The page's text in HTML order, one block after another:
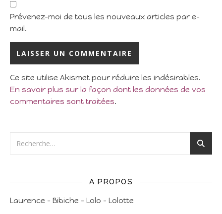
Prévenez-moi de tous les nouveaux articles par e-
mail.
Ce site utilise Akismet pour réduire les indésirables.
En savoir plus sur la façon dont les données de vos
commentaires sont traitées.
A PROPOS
Laurence – Bibiche – Lolo – Lolotte